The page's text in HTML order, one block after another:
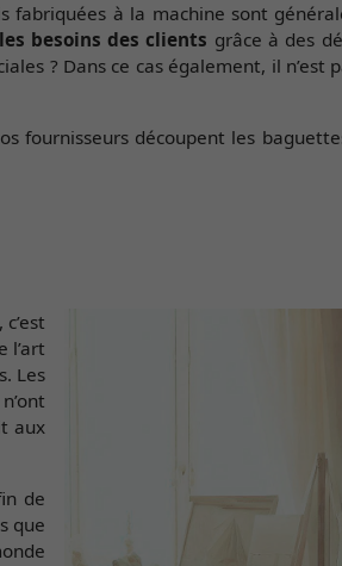
fabriquées à la machine sont
besoins des clients grâce à des
? Dans ce cas également, il n’est
fournisseurs découpent les
l’art
Les
aux
de
que